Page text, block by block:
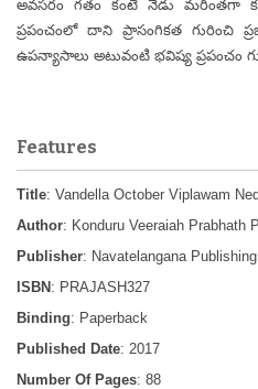
అవసరం గతం కంటే నేడు మరింతగా
ప్రపంచంలో దాని ప్రాసంగికత
ఉపన్యాసాలు అటువంటి భవిష్య ప్రపంచం
Features
Title: Vandella October Viplawam
Author: Konduru Veeraiah Prabhath
Publisher: Navatelangana
ISBN : PRAJASH327
Binding: Paperback
Published Date: 2017
Number Of Pages: 88